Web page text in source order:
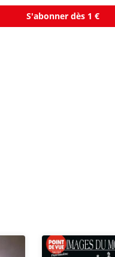
S'abonner dès 1 €